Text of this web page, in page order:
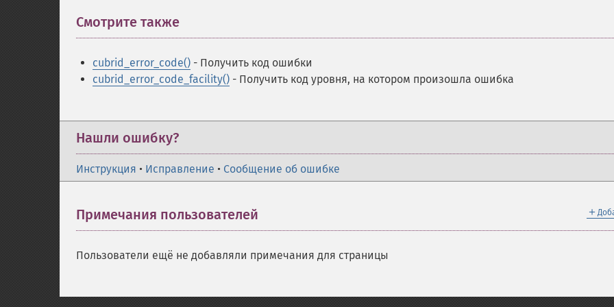
Смотрите также
cubrid_error_code() - Получить код ошибки
cubrid_error_code_facility() - Получить код уровня, на котором произошла ошибка
Нашли ошибку?
Инструкция • Исправление • Сообщение об ошибке
＋
Примечания пользователей
Пользователи ещё не добавляли примечания для страницы